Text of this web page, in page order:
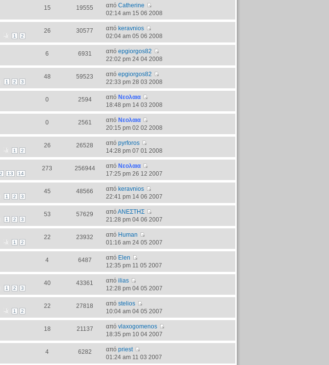
15 19555 απόCatherine
02:14 am 15 06 2008
1 2
26 30577 από keravnios
02:04 am 05 06 2008
6 6931 απόepgiorgos82
22:02 pm 24 04 2008
1 2 3
48 59523 απόepgiorgos82
22:33 pm 28 03 2008
0 2594 από Νεολαια
18:48 pm 14 03 2008
0 2561 από Νεολαια
20:15 pm 02 02 2008
1 2
26 26528 απόpyrforos
14:28 pm 07 01 2008
13 14
273 256944 από Νεολαια
17:25 pm 26 12 2007
1 2 3
45 48566 από keravnios
22:41 pm 14 06 2007
1 2 3
53 57629 απόΑΝΕΣΤΗΣ
21:28 pm 04 06 2007
1 2
22 23932 από Human
01:16 am 24 05 2007
4 6487 από Elen
12:35 pm 11 05 2007
1 2 3
40 43361 απόilias
12:28 pm 04 05 2007
1 2
22 27818 απόstelios
10:04 am 04 05 2007
18 21137 απόvlaxogomenos
18:35 pm 10 04 2007
4 6282 απόpriest
01:24 am 11 03 2007